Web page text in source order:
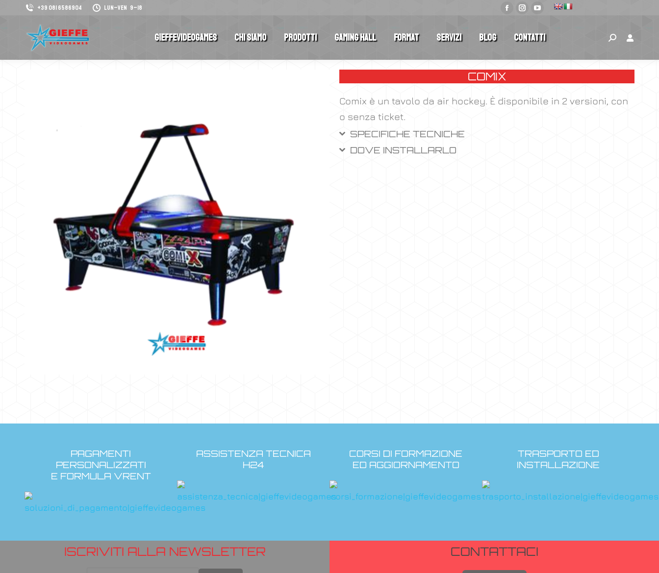
+39 081 6586904 Lun–Ven 9–18
GieffeVideogames Chi Siamo Prodotti Gaming Hall Format Servizi Blog Contatti
COMIX
Comix è un tavolo da air hockey. È disponibile in 2 versioni, con
o senza ticket.
SPECIFICHE TECNICHE
DOVE INSTALLARLO
PAGAMENTI
PERSONALIZZATI
E FORMULA VRENT
ASSISTENZA TECNICA
H24
CORSI DI FORMAZIONE
ED AGGIORNAMENTO
TRASPORTO ED
INSTALLAZIONE
ISCRIVITI ALLA NEWSLETTER CONTATTACI